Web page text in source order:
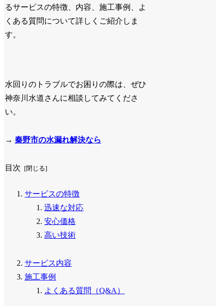
るサービスの特徴、内容、施工事例、よ
くある質問について詳しくご紹介しま
す。
水回りのトラブルでお困りの際は、ぜひ
神奈川水道さんに相談してみてくださ
い。
→秦野市の水漏れ解決なら
目次
サービスの特徴
迅速な対応
安心価格
高い技術
サービス内容
施工事例
よくある質問（Q&A）